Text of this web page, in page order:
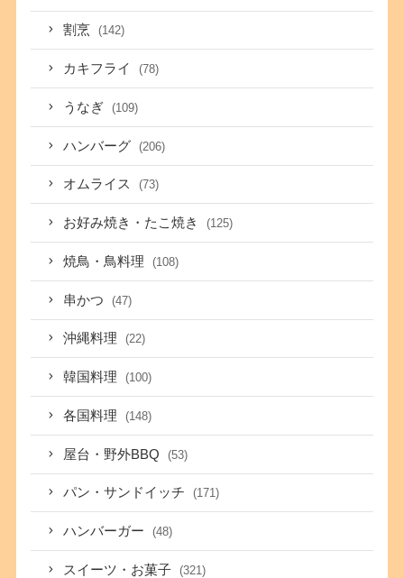
割烹 (142)
カキフライ (78)
うなぎ (109)
ハンバーグ (206)
オムライス (73)
お好み焼き・たこ焼き (125)
焼鳥・鳥料理 (108)
串かつ (47)
沖縄料理 (22)
韓国料理 (100)
各国料理 (148)
屋台・野外BBQ (53)
パン・サンドイッチ (171)
ハンバーガー (48)
スイーツ・お菓子 (321)